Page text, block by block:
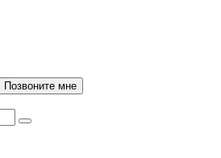
Позвоните мне